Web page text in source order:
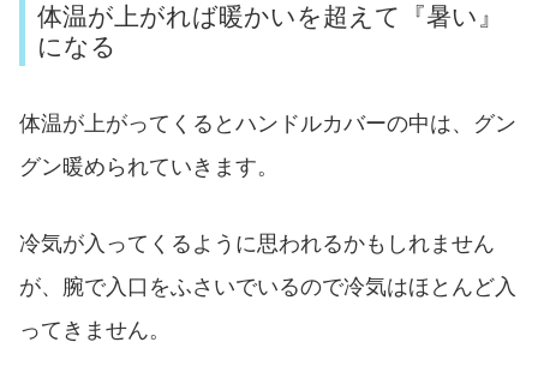
体温が上がれば暖かいを超えて『暑い』
になる
体温が上がってくるとハンドルカバーの中は、グン
グン暖められていきます。
冷気が入ってくるように思われるかもしれません
が、腕で入口をふさいでいるので冷気はほとんど入
ってきません。